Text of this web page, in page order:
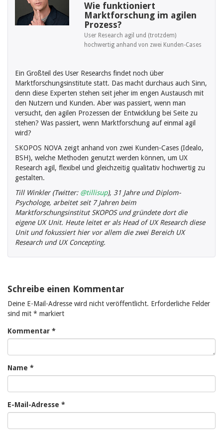
Wie funktioniert
Marktforschung im agilen
Prozess?
User Research agil und (trotzdem)
hochwertig anhand von zwei Kunden-Cases
Ein Großteil des User Researchs findet noch über
Marktforschungsinstitute statt. Das macht durchaus auch Sinn,
denn diese Experten stehen seit jeher im engen Austausch mit
den Nutzern und Kunden. Aber was passiert, wenn man
versucht, den agilen Prozessen der Entwicklung bei Seite zu
stehen? Was passiert, wenn Marktforschung auf einmal agil
wird?
SKOPOS NOVA zeigt anhand von zwei Kunden-Cases (Idealo,
BSH), welche Methoden genutzt werden können, um UX
Research agil, flexibel und gleichzeitig qualitativ hochwertig zu
gestalten.
Till Winkler (Twitter: @tillisup), 31 Jahre und Diplom-
Psychologe, arbeitet seit 7 Jahren beim
Marktforschungsinstitut SKOPOS und gründete dort die
eigene UX Unit. Heute leitet er als Head of UX Research diese
Unit und fokussiert hier vor allem die zwei Bereich UX
Research und UX Concepting.
Schreibe einen Kommentar
Deine E-Mail-Adresse wird nicht veröffentlicht. Erforderliche Felder
sind mit * markiert
Kommentar *
Name *
E-Mail-Adresse *